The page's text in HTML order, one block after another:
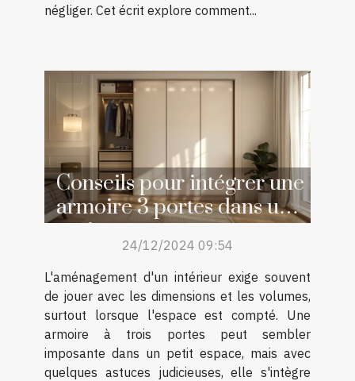
négliger. Cet écrit explore comment...
Conseils pour intégrer une
armoire 3 portes dans un
petit espace
24/12/2024 09:54
L'aménagement d'un intérieur exige souvent
de jouer avec les dimensions et les volumes,
surtout lorsque l'espace est compté. Une
armoire à trois portes peut sembler
imposante dans un petit espace, mais avec
quelques astuces judicieuses, elle s'intègre